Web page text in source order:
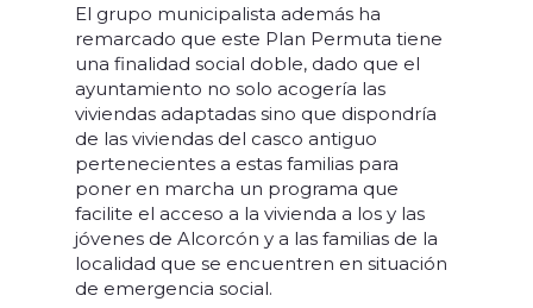
El grupo municipalista además ha
remarcado que este Plan Permuta tiene
una finalidad social doble, dado que el
ayuntamiento no solo acogería las
viviendas adaptadas sino que dispondría
de las viviendas del casco antiguo
pertenecientes a estas familias para
poner en marcha un programa que
facilite el acceso a la vivienda a los y las
jóvenes de Alcorcón y a las familias de la
localidad que se encuentren en situación
de emergencia social.